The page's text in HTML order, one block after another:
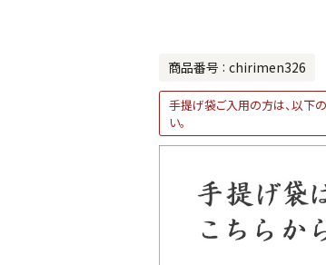
商品番号 chirimen326
手提げ袋ご入用の方は、以下
い。